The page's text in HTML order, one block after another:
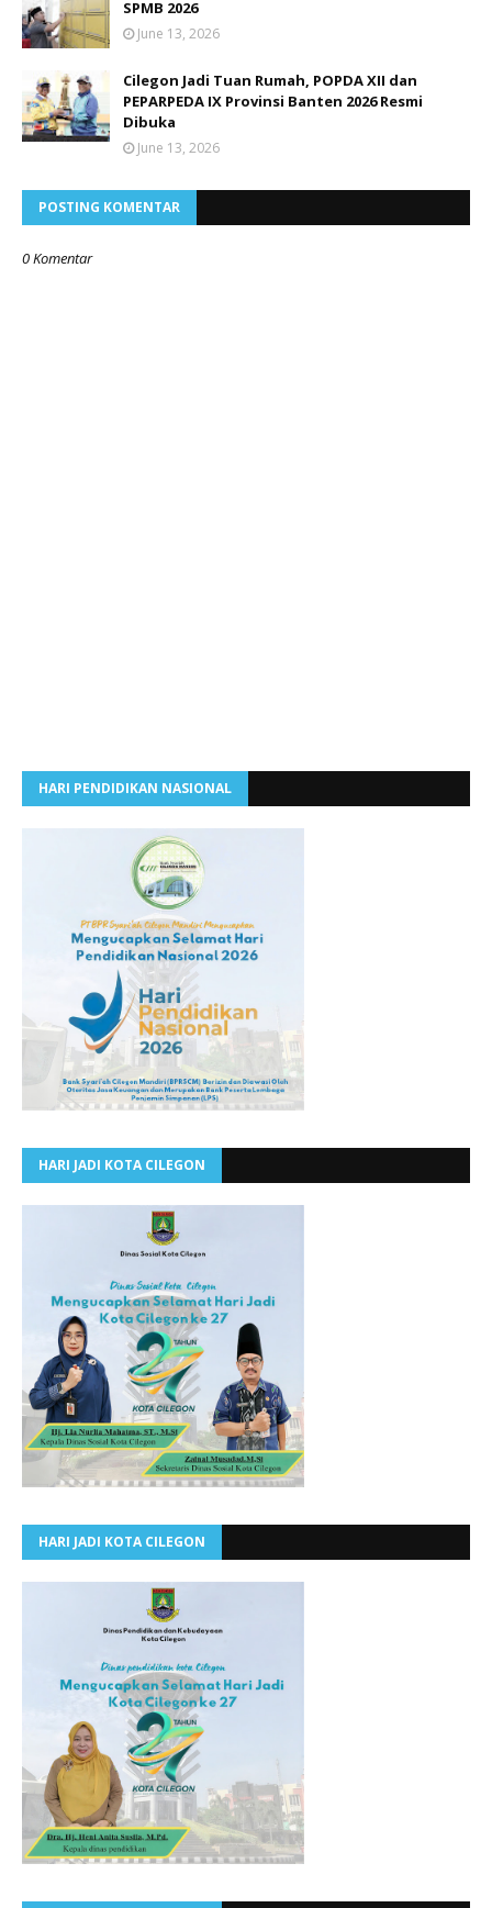
SPMB 2026
June 13, 2026
Cilegon Jadi Tuan Rumah, POPDA XII dan
PEPARPEDA IX Provinsi Banten 2026 Resmi
Dibuka
June 13, 2026
POSTING KOMENTAR
0 Komentar
HARI PENDIDIKAN NASIONAL
HARI JADI KOTA CILEGON
HARI JADI KOTA CILEGON